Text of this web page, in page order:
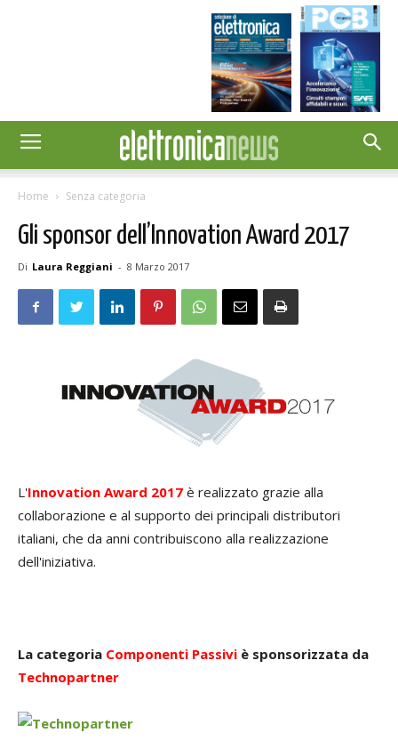
Home Senza categoria
Gli sponsor dell’Innovation Award 2017
Di Laura Reggiani - 8 Marzo 2017
L'Innovation Award 2017 è realizzato grazie alla
collaborazione e al supporto dei principali distributori
italiani, che da anni contribuiscono alla realizzazione
dell'iniziativa.
La categoria Componenti Passivi è sponsorizzata da
Technopartner